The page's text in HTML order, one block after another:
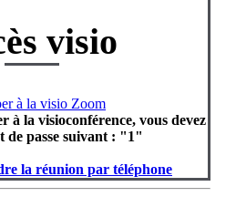
visio
à la visio Zoom
à la visioconférence, vous devez
de passe suivant : "1"
la réunion par téléphone